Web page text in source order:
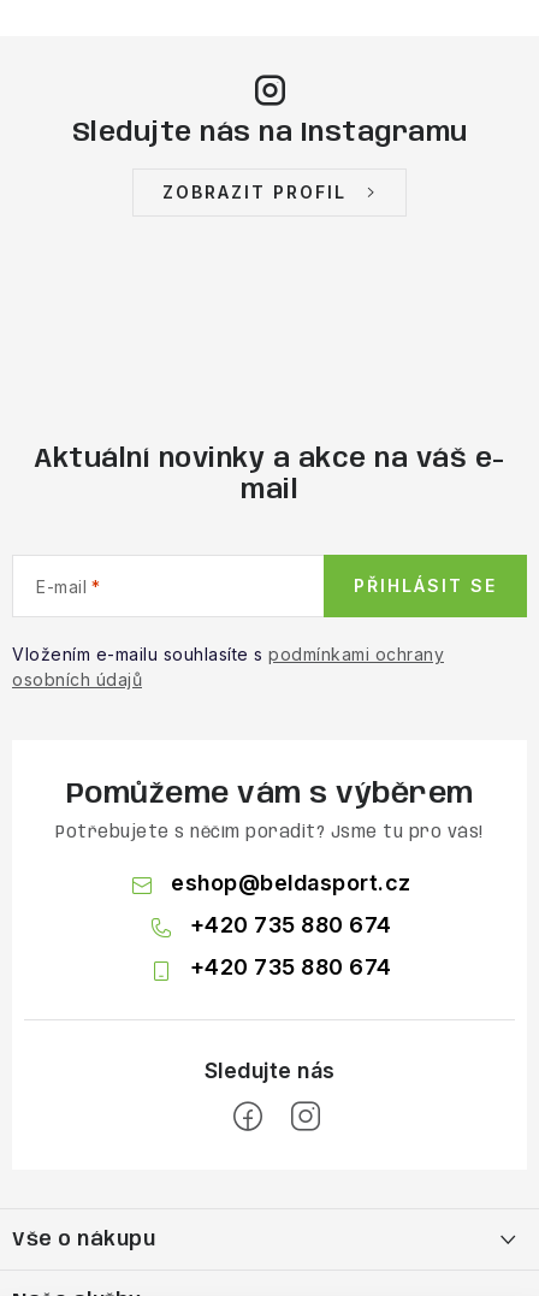
Sledujte nás na Instagramu
ZOBRAZIT PROFIL
Aktuální novinky a akce na váš e-
mail
E-mail
Vložením e-mailu souhlasíte s podmínkami ochrany
osobních údajů
PŘIHLÁSIT SE
Pomůžeme vám s výběrem
Potřebujete s něčím poradit? Jsme tu pro vás!
eshop@beldasport.cz
+420 735 880 674
+420 735 880 674
pVše o nákupu